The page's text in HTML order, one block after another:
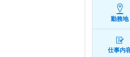
勤務地
仕事内